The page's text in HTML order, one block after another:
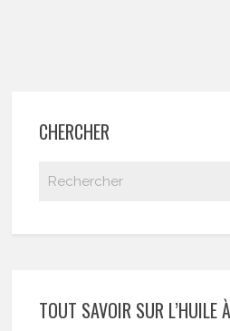
CHERCHER
TOUT SAVOIR SUR L’HUILE